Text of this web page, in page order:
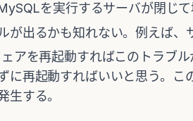
を実行するサーバが閉じて
が出るかも知れない。例えば、
アを再起動すればこのトラブ
に再起動すればいいと思う。
生する。